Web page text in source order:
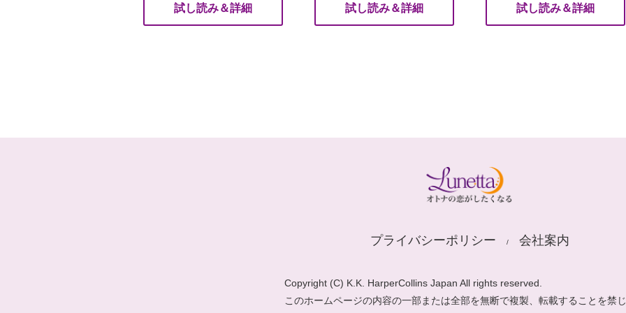
試し読み＆詳細 試し読み＆詳細 試し読み＆詳細
プライバシーポリシー 会社案内
Copyright (C) K.K. HarperCollins Japan All rights reserved.
このホームページの内容の一部または全部を無断で複製、転載することを禁